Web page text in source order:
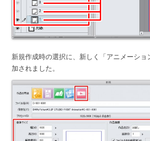
新規作成時の選択に、新しく「アニメーショ
加されました。